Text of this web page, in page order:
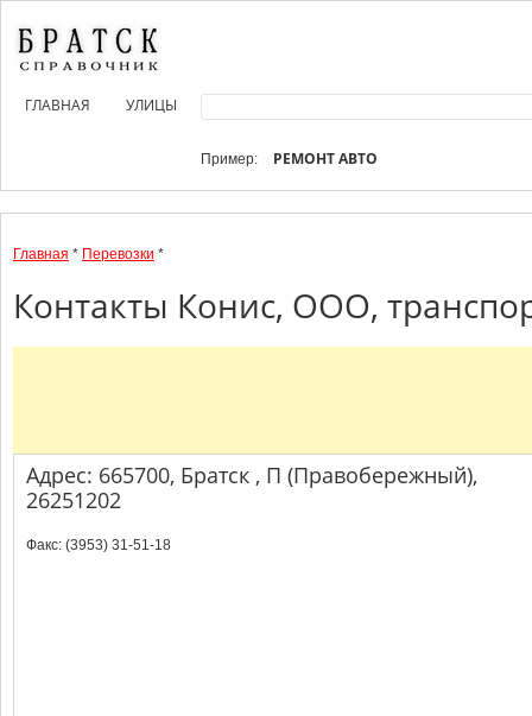
ГЛАВНАЯ УЛИЦЫ
Пример: РЕМОНТ АВТО
Главная * Перевозки *
Контакты Конис, ООО,
Адрес: 665700, Братск , П (Правобережный),
26251202
Факс: (3953) 31-51-18